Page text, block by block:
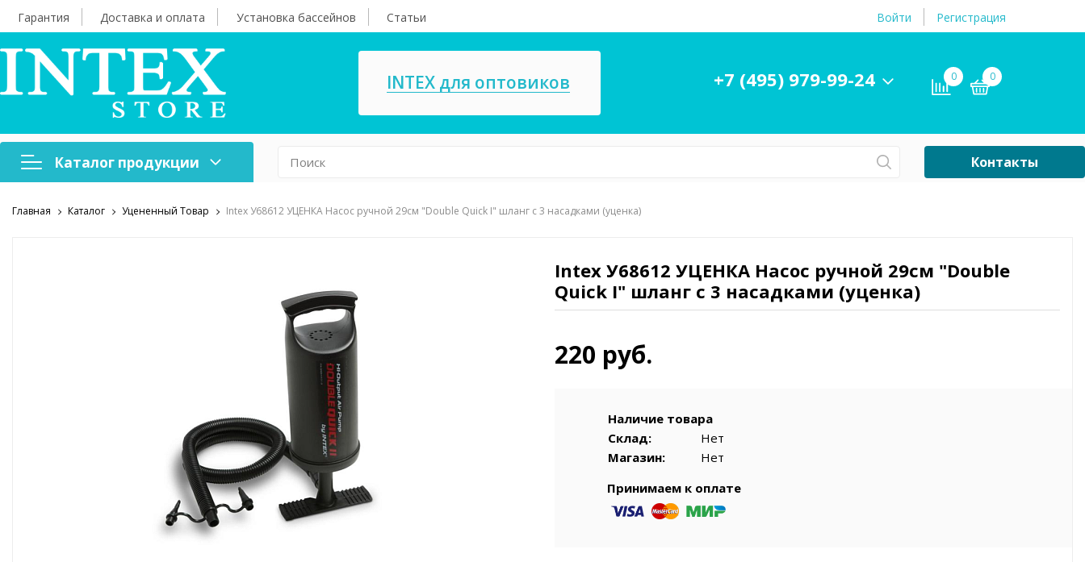
Гарантия Доставка и оплата Установка бассейнов Статьи Войти Регистрация
INTEX для оптовиков +7 (495) 979-99-24 0 0
Каталог продукции
Надувная мебель Насосы, ремкомплекты СПА
игрушки
принадлежности
Химия для бассейнов Запчасти для бассейнов
Уцененный Товар
Контакты
Главная Каталог Уцененный Товар Intex У68612 УЦЕНКА Насос ручной 29см "Double Quick I" шланг с 3 насадками (уценка)
Intex У68612 УЦЕНКА Насос ручной 29см "Double
Quick I" шланг с 3 насадками (уценка)
220 руб.
Наличие товара
Склад:
Нет
Магазин:
Нет
Принимаем к оплате